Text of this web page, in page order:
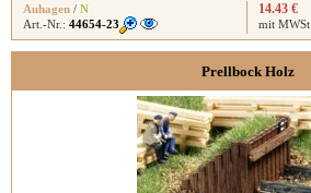
Auhagen / N
Art.-Nr.: 44654-23
14.43 €
mit MWSt.
Prellbock Holz